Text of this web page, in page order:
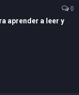
0
aprender a leer y